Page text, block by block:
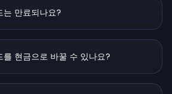
는 만료되나요?
를 현금으로 바꿀 수 있나요?